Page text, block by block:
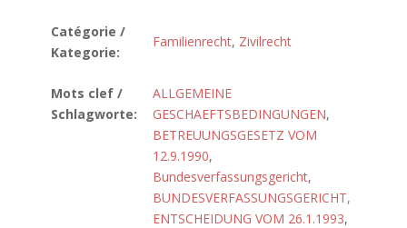
Catégorie /
Kategorie:
Familienrecht, Zivilrecht
Mots clef /
Schlagworte:
ALLGEMEINE
GESCHAEFTSBEDINGUNGEN,
BETREUUNGSGESETZ VOM
12.9.1990,
Bundesverfassungsgericht,
BUNDESVERFASSUNGSGERICHT,
ENTSCHEIDUNG VOM 26.1.1993,